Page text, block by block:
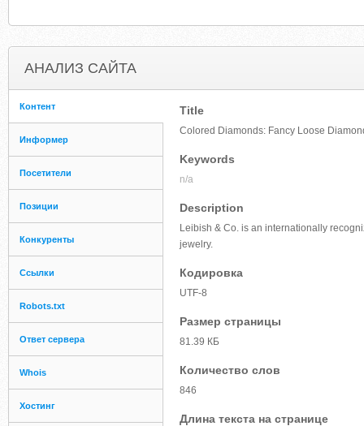
АНАЛИЗ САЙТА
Контент
Информер
Посетители
Позиции
Конкуренты
Ссылки
Robots.txt
Ответ сервера
Whois
Хостинг
Title
Colored Diamonds: Fancy Loose
Keywords
n/a
Description
Leibish & Co. is an internationally
jewelry.
Кодировка
UTF-8
Размер страницы
81.39 КБ
Количество слов
846
Длина текста на странице